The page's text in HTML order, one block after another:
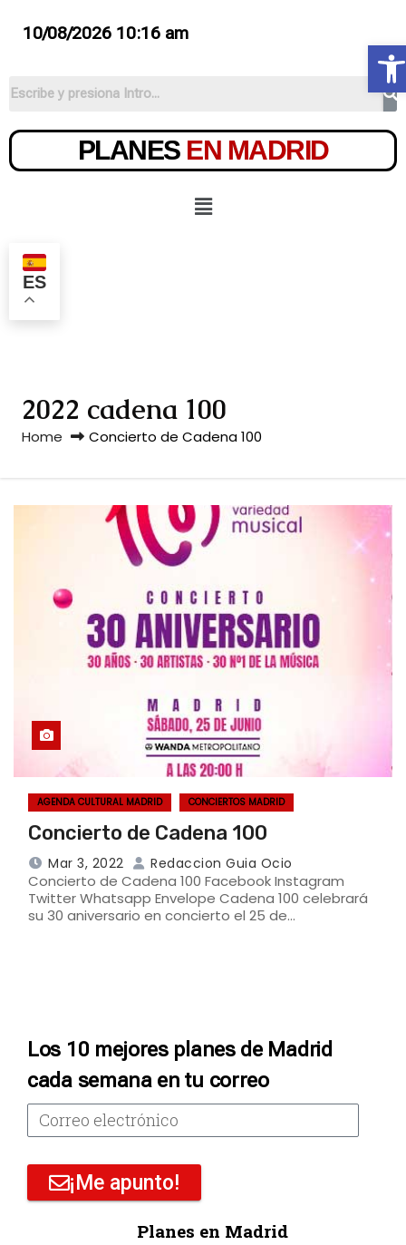
10/08/2026 10:16 am
PLANES EN MADRID
ES
2022 cadena 100
Home Concierto de Cadena 100
AGENDA CULTURAL MADRID CONCIERTOS MADRID
Concierto de Cadena 100
Mar 3, 2022 Redaccion Guia Ocio
Concierto de Cadena 100 Facebook Instagram
Twitter Whatsapp Envelope Cadena 100 celebrará
su 30 aniversario en concierto el 25 de…
Los 10 mejores planes de Madrid
cada semana en tu correo
¡Me apunto!
Planes en Madrid